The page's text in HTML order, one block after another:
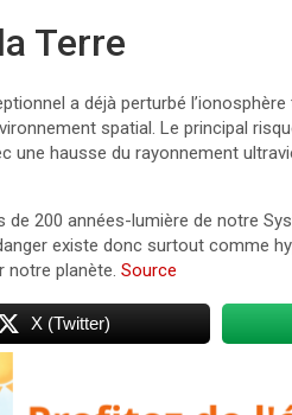
Terre
a déjà perturbé
spatial. Le principal
une hausse du rayonnement
de 200 années-lumière de notre
existe donc surtout comme
notre planète. Source
X (Twitter)